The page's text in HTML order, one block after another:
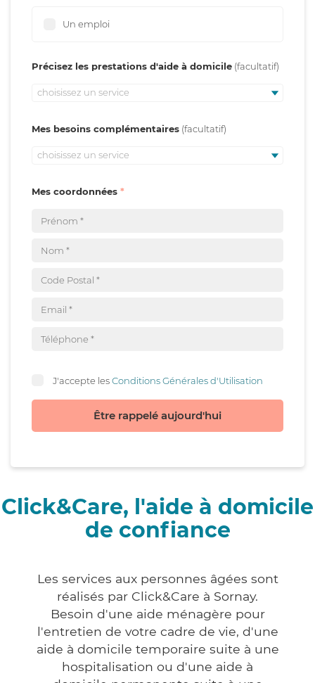
Un emploi
Précisez les prestations d'aide à domicile
choisissez un service
Mes besoins complémentaires
choisissez un service
Mes coordonnées
J'accepte lesConditions Générales d'Utilisation
Être rappelé aujourd'hui
Click&Care, l'aide à domicile
de confiance
Les services aux personnes âgées sont
réalisés par Click&Care à Sornay.
Besoin d'une aide ménagère pour
l'entretien de votre cadre de vie, d'une
aide à domicile temporaire suite à une
hospitalisation ou d'une aide à